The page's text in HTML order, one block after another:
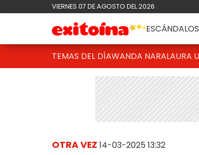
VIERNES 07 DE AGOSTO DEL 2026
ESCÁNDALOS
TEMAS DEL DÍAWANDA NARALAURA
OTRA VEZ 14-03-2025 13:32